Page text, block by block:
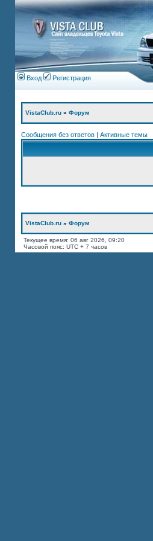
Вход Регистрация
VistaClub.ru » Форум
Сообщения без ответов | Активные темы
VistaClub.ru » Форум
Текущее время: 06 авг 2026, 09:20
Часовой пояс: UTC + 7 часов